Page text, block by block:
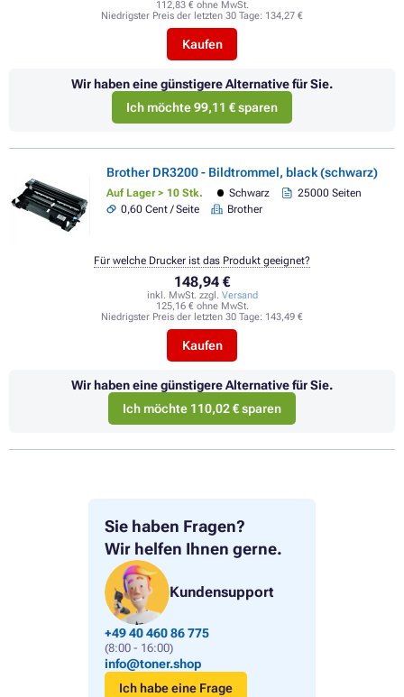
Sie haben Fragen?
Wir helfen Ihnen gerne.
Kundensupport
+49 40 460 86 775
(8:00 - 16:00)
info@toner.shop
Ich habe eine Frage
112,83 € ohne MwSt.
Niedrigster Preis der letzten 30 Tage: 134,27 €
Kaufen
Wir haben eine günstigere Alternative für Sie.
Ich möchte 99,11 € sparen
Brother DR3200 - Bildtrommel, black (schwarz)
Auf Lager > 10 Stk. Schwarz
25000 Seiten
0,60 Cent / Seite
Brother
148,94 €
inkl. MwSt. zzgl. Versand
125,16 € ohne MwSt.
Niedrigster Preis der letzten 30 Tage: 143,49 €
Kaufen
Für welche Drucker ist das Produkt geeignet?
Wir haben eine günstigere Alternative für Sie.
Ich möchte 110,02 € sparen